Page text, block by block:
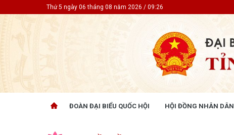
Thứ 5 ngày 06 tháng 08 năm 2026 / 09:26
ĐOÀN ĐẠI BIỂU QUỐC HỘI HỘI ĐỒNG NHÂN DÂN